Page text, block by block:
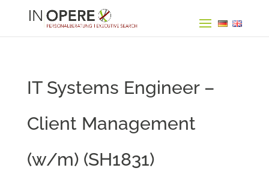
IT Systems Engineer –
Client Management
(w/m) (SH1831)